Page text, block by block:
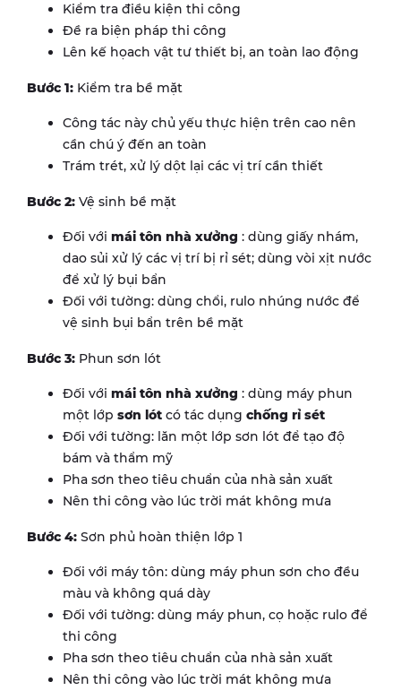
Kiểm tra điều kiện thi công
Đề ra biện pháp thi công
Lên kế họach vật tư thiết bị, an toàn lao động
Bước 1: Kiểm tra bề mặt
Công tác này chủ yếu thực hiện trên cao nên
cần chú ý đến an toàn
Trám trét, xử lý dột lại các vị trí cần thiết
Bước 2: Vệ sinh bề mặt
Đối với mái tôn nhà xưởng : dùng giấy nhám,
dao sủi xử lý các vị trí bị rỉ sét; dùng vòi xịt nước
để xử lý bụi bẩn
Đối với tường: dùng chổi, rulo nhúng nước để
vệ sinh bụi bẩn trên bề mặt
Bước 3: Phun sơn lót
Đối với mái tôn nhà xưởng : dùng máy phun
một lớp sơn lót có tác dụng chống rỉ sét
Đối với tường: lăn một lớp sơn lót để tạo độ
bám và thẩm mỹ
Pha sơn theo tiêu chuẩn của nhà sản xuất
Nên thi công vào lúc trời mát không mưa
Bước 4: Sơn phủ hoàn thiện lớp 1
Đối với máy tôn: dùng máy phun sơn cho đều
màu và không quá dày
Đối với tường: dùng máy phun, cọ hoặc rulo để
thi công
Pha sơn theo tiêu chuẩn của nhà sản xuất
Nên thi công vào lúc trời mát không mưa